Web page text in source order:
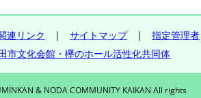
連リンク | サイトマップ| 指定管理者
市文化会館・欅のホール活性化共同体
& NODA COMMUNITY KAIKAN All rights